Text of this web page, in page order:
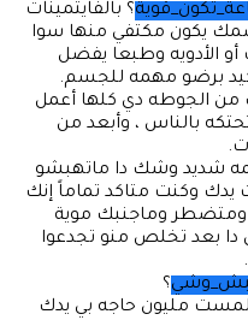
؟ بالفايتمينات
جسمك يكون مكتفي منها سوا
الأدويه وطبعا يفضل
برضو مهمه للجسم.
من الجوطه دي كلها أعمل
بالناس ، وأبعد من
شديد وشك دا ماتهبشو
يدك وكنت متاكد تماماً إنك
ومتضطر وماجنبك موية
دا بعد تخلص منو تجدعوا
؟
لمست مليون حاجه بي يدك